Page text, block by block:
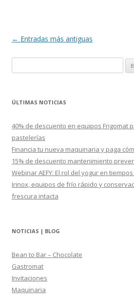
Navegación
← Entradas más antiguas
u
c
r
ÚLTIMAS NOTICIAS
40% de descuento en equipos Frigomat
pastelerías
Financia tu nueva maquinaria y paga
15% de descuento mantenimiento
Webinar AEFY: El rol del yogur en tiempos
Irinox, equipos de frío rápido y
frescura intacta
NOTICIAS | BLOG
Bean to Bar – Chocolate
Gastromat
Invitaciones
Maquinaria